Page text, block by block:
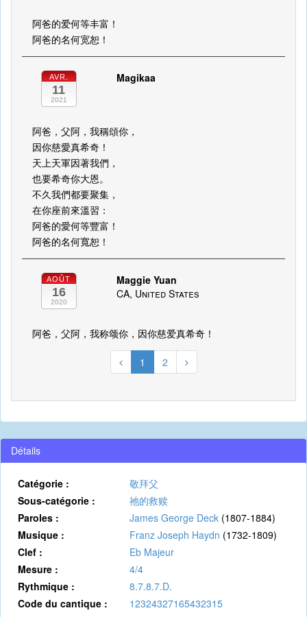
阿爸的爱何等丰富！
阿爸的名何宽恕！
AVR.
11
2021
Magikaa
阿爸，父阿，我稱頌你，
因你慈愛真希奇！
天上天軍因著我們，
也要希奇你大恩。
不久我們都要聚集，
在你座前來溫習：
阿爸的愛何等豐富！
阿爸的名何寬恕！
AOÛT
16
2020
Maggie Yuan
CA, United States
阿爸，父阿，我称颂你，因你慈爱真希奇！
1 2
Détails
Catégorie :
敬拜父
Sous-catégorie :
祂的救赎
Paroles :
James George Deck (1807-1884)
Musique :
Franz Joseph Haydn (1732-1809)
Clef :
Eb Majeur
Mesure :
4/4
Rythmique :
8.7.8.7.D.
Code du cantique :
12324327165432315